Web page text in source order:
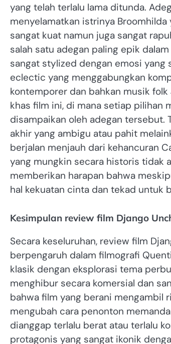
yang telah terlalu lama ditunda.
menyelamatkan istrinya
sangat kuat namun juga sangat
salah satu adegan paling epik
sangat stylized dengan emosi yang
eclectic yang menggabungkan
kontemporer dan bahkan musik
khas film ini, di mana setiap pilihan
disampaikan oleh adegan tersebut.
akhir yang ambigu atau pahit
berjalan menjauh dari kehancuran
yang mungkin secara historis tidak
memberikan harapan bahwa
hal kekuatan cinta dan tekad untuk
Kesimpulan review film Django
Secara keseluruhan, review film
berpengaruh dalam filmografi
klasik dengan eksplorasi tema
menghibur secara komersial dan
bahwa film yang berani mengambil
mengubah cara penonton
dianggap terlalu berat atau terlalu
protagonis yang sangat ikonik